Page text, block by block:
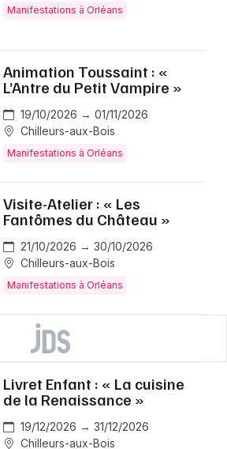
Manifestations à Orléans
Animation Toussaint : «
L’Antre du Petit Vampire »
19/10/2026 → 01/11/2026
Chilleurs-aux-Bois
Manifestations à Orléans
Visite-Atelier : « Les
Fantômes du Château »
21/10/2026 → 30/10/2026
Chilleurs-aux-Bois
Manifestations à Orléans
Livret Enfant : « La cuisine
de la Renaissance »
19/12/2026 → 31/12/2026
Chilleurs-aux-Bois